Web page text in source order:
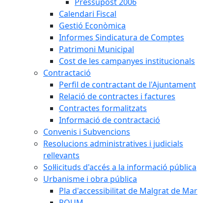
Calendari Fiscal
Gestió Econòmica
Informes Sindicatura de Comptes
Patrimoni Municipal
Cost de les campanyes institucionals
Contractació
Perfil de contractant de l'Ajuntament
Relació de contractes i factures
Contractes formalitzats
Informació de contractació
Convenis i Subvencions
Resolucions administratives i judicials
rellevants
Sol·licituds d'accés a la informació pública
Urbanisme i obra pública
Pla d'accessibilitat de Malgrat de Mar